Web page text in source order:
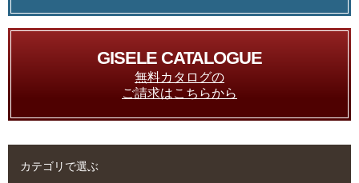
GISELE CATALOGUE
無料カタログの
ご請求はこちらから
カテゴリで選ぶ